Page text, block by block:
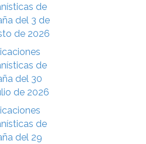
de
del 3 de
de 2026
de
del 30
de 2026
de
del 29